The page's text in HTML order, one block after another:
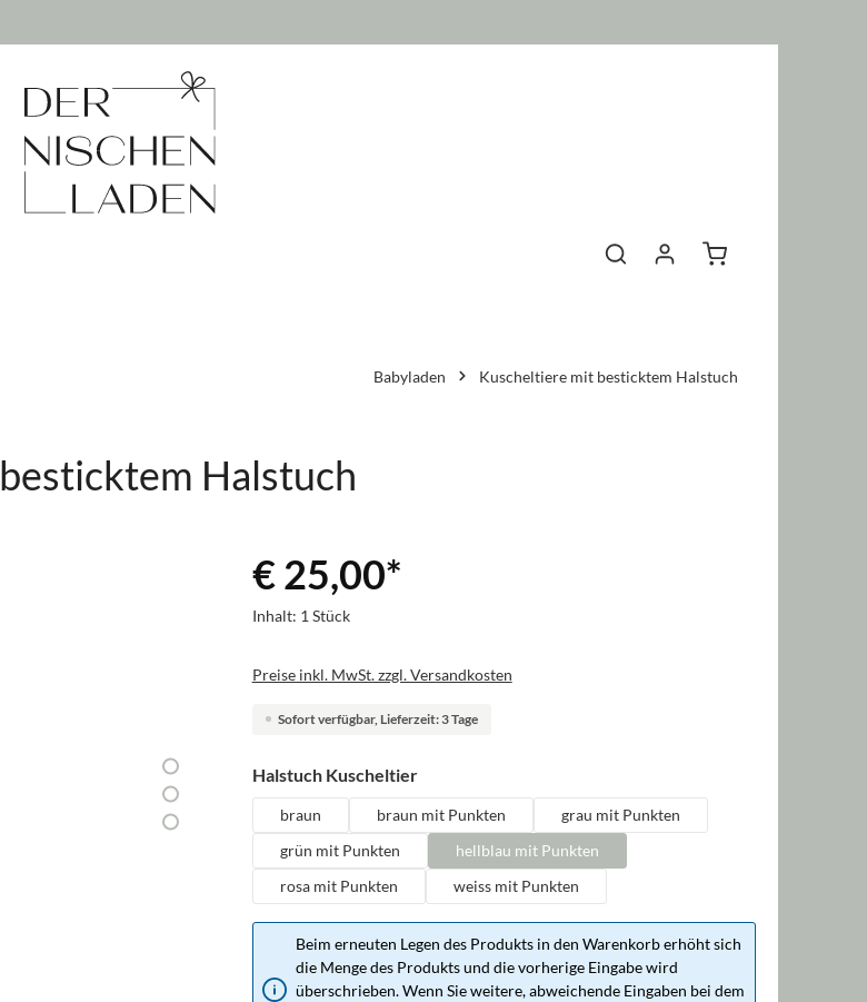
Warenkorb enthält 0
Babyladen Kuscheltiere mit besticktem Halstuch
Halstuch
€ 25,00*
Inhalt: 1 Stück
Preise inkl. MwSt. zzgl. Versandkosten
Sofort verfügbar, Lieferzeit: 3 Tage
Halstuch Kuscheltierauswählen
braun braun mit Punkten
grau mit Punkten
grün mit Punkten
hellblau mit Punkten
rosa mit Punkten
weiss mit Punkten
Beim erneuten Legen des Produkts in den Warenkorb erhöht sich
die Menge des Produkts und die vorherige Eingabe wird
überschrieben. Wenn Sie weitere, abweichende Eingaben bei dem